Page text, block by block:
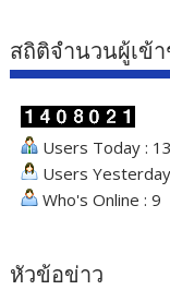
สถิติจำนวนผู้เข้
Users Today :
Users
Who's Online : 9
หัวข้อข่าว